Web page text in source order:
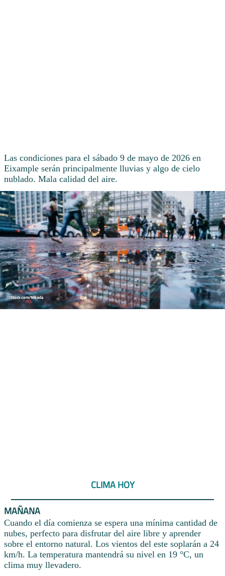
Las condiciones para el sábado 9 de mayo de 2026 en
Eixample serán principalmente lluvias y algo de cielo
nublado. Mala calidad del aire.
CLIMA HOY
MAÑANA
Cuando el día comienza se espera una mínima cantidad de
nubes, perfecto para disfrutar del aire libre y aprender
sobre el entorno natural. Los vientos del este soplarán a 24
km/h. La temperatura mantendrá su nivel en 19 °C, un
clima muy llevadero.